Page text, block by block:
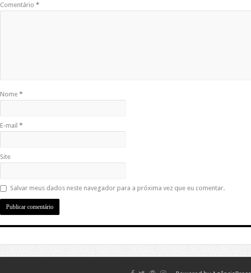
Comentário *
Nome *
E-mail *
Site
Salvar meus dados neste navegador para a próxima vez que eu comentar.